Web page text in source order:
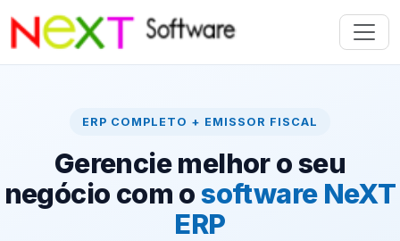
ERP COMPLETO + EMISSOR FISCAL
Gerencie melhor o seu
negócio com osoftware NeXT
ERP